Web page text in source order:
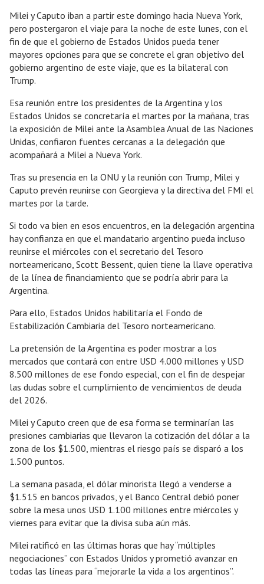
Milei y Caputo iban a partir este domingo hacia Nueva York,
pero postergaron el viaje para la noche de este lunes, con el
fin de que el gobierno de Estados Unidos pueda tener
mayores opciones para que se concrete el gran objetivo del
gobierno argentino de este viaje, que es la bilateral con
Trump.
Esa reunión entre los presidentes de la Argentina y los
Estados Unidos se concretaría el martes por la mañana, tras
la exposición de Milei ante la Asamblea Anual de las Naciones
Unidas, confiaron fuentes cercanas a la delegación que
acompañará a Milei a Nueva York.
Tras su presencia en la ONU y la reunión con Trump, Milei y
Caputo prevén reunirse con Georgieva y la directiva del FMI el
martes por la tarde.
Si todo va bien en esos encuentros, en la delegación argentina
hay confianza en que el mandatario argentino pueda incluso
reunirse el miércoles con el secretario del Tesoro
norteamericano, Scott Bessent, quien tiene la llave operativa
de la línea de financiamiento que se podría abrir para la
Argentina.
Para ello, Estados Unidos habilitaría el Fondo de
Estabilización Cambiaria del Tesoro norteamericano.
La pretensión de la Argentina es poder mostrar a los
mercados que contará con entre USD 4.000 millones y USD
8.500 millones de ese fondo especial, con el fin de despejar
las dudas sobre el cumplimiento de vencimientos de deuda
del 2026.
Milei y Caputo creen que de esa forma se terminarían las
presiones cambiarias que llevaron la cotización del dólar a la
zona de los $1.500, mientras el riesgo país se disparó a los
1.500 puntos.
La semana pasada, el dólar minorista llegó a venderse a
$1.515 en bancos privados, y el Banco Central debió poner
sobre la mesa unos USD 1.100 millones entre miércoles y
viernes para evitar que la divisa suba aún más.
Milei ratificó en las últimas horas que hay “múltiples
negociaciones” con Estados Unidos y prometió avanzar en
todas las líneas para “mejorarle la vida a los argentinos”.